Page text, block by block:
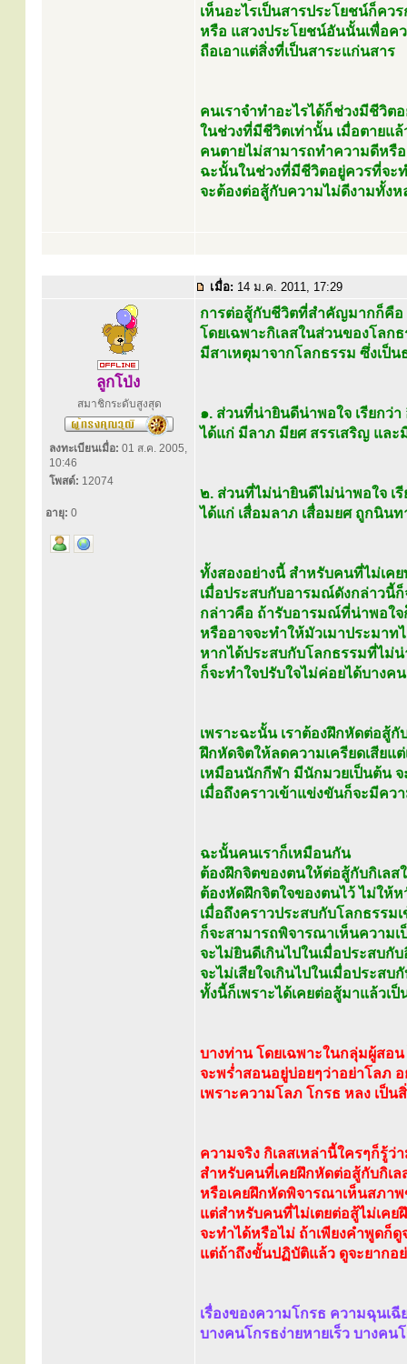
เห็นอะไรเป็นสารประโยชน์ก็คว
หรือ แสวงประโยชน์อันนั้นเพื่อค
ถือเอาแต่สิ่งที่เป็นสาระแก่นสาร
คนเราจำทำอะไรได้ก็ช่วงมีชีวิต
ในช่วงที่มีชีวิตเท่านั้น เมื่อตายแ
คนตายไม่สามารถทำความดีหรือ
ฉะนั้นในช่วงที่มีชีวิตอยู่ควรที่จะ
จะต้องต่อสู้กับความไม่ดีงามทั้งห
เมื่อ: 14 ม.ค. 2011, 17:29
ลูกโป่ง
สมาชิกระดับสูงสุด
ลงทะเบียนเมื่อ: 01 ส.ค. 2005,
10:46
โพสต์: 12074
อายุ: 0
การต่อสู้กับชีวิตที่สำคัญมากก็คือ
โดยเฉพาะกิเลสในส่วนของโลก
มีสาเหตุมาจากโลกธรรม ซึ่งเป็
๑. ส่วนที่น่ายินดีน่าพอใจ เรียกว่
ได้แก่ มีลาภ มียศ สรรเสริญ และ
๒. ส่วนที่ไม่น่ายินดีไม่น่าพอใจ เ
ได้แก่ เสื่อมลาภ เสื่อมยศ ถูกนิน
ทั้งสองอย่างนี้ สำหรับคนที่ไม่เค
เมื่อประสบกับอารมณ์ดังกล่าวนี้
กล่าวคือ ถ้ารับอารมณ์ที่น่าพอใจ
หรืออาจจะทำให้มัวเมาประมาท
หากได้ประสบกับโลกธรรมที่ไม่น่
ก็จะทำใจปรับใจไม่ค่อยได้บางค
เพราะฉะนั้น เราต้องฝึกหัดต่อสู้
ฝึกหัดจิตให้ลดความเครียดเสียแต่
เหมือนนักกีฬา มีนักมวยเป็นต้น
เมื่อถึงคราวเข้าแข่งขันก็จะมีคว
ฉะนั้นคนเราก็เหมือนกัน
ต้องฝึกจิตของตนให้ต่อสู้กับกิเลส
ต้องหัดฝึกจิตใจของตนไว้ ไม่ให้
เมื่อถึงคราวประสบกับโลกธรรมเ
ก็จะสามารถพิจารณาเห็นความเ
จะไม่ยินดีเกินไปในเมื่อประสบกั
จะไม่เสียใจเกินไปในเมื่อประส
ทั้งนี้ก็เพราะได้เคยต่อสู้มาแล้วเ
บางท่าน โดยเฉพาะในกลุ่มผู้สอ
จะพร่ำสอนอยู่บ่อยๆว่าอย่าโลภ อ
เพราะความโลภ โกรธ หลง เป็น
ความจริง กิเลสเหล่านี้ใครๆก็รู้ว่
สำหรับคนที่เคยฝึกหัดต่อสู้กับกิเล
หรือเคยฝึกหัดพิจารณาเห็นสภา
แต่สำหรับคนที่ไม่เตยต่อสู้ไม่เค
จะทำได้หรือไม่ ถ้าเพียงคำพูดก็ดู
แต่ถ้าถึงขั้นปฏิบัติแล้ว ดูจะยากอย่
เรื่องของความโกรธ ความฉุนเฉี
บางคนโกรธง่ายหายเร็ว บางคน